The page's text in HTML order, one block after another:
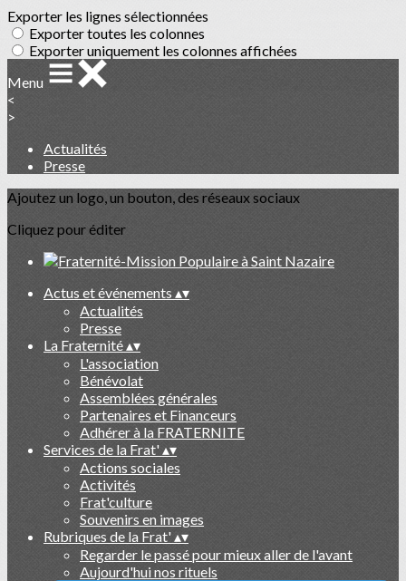
Exporter les lignes sélectionnées
Exporter toutes les colonnes
Exporter uniquement les colonnes affichées
Menu
<
>
Actualités
Presse
Ajoutez un logo, un bouton, des réseaux sociaux
Cliquez pour éditer
Actus et événements ▴▾
Actualités
Presse
La Fraternité▴▾
L'association
Bénévolat
Assemblées générales
Partenaires et Financeurs
Adhérer à la FRATERNITE
Services de la Frat'▴▾
Actions sociales
Activités
Frat'culture
Souvenirs en images
Rubriques de la Frat'▴▾
Regarder le passé pour mieux aller de l'avant
Aujourd'hui nos rituels